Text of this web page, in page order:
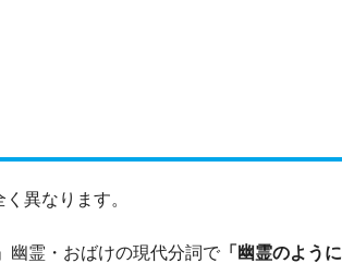
異なります。
幽霊・おばけの現代分詞で 「幽霊のように